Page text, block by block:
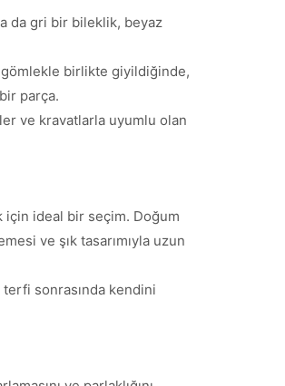
da gri bir bileklik, beyaz
birlikte giyildiğinde,
parça.
ve kravatlarla uyumlu olan
için ideal bir seçim. Doğum
ve şık tasarımıyla uzun
sonrasında kendini